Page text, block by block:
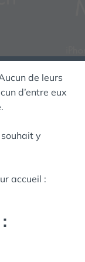
de leurs
d’entre eux
y
accueil :